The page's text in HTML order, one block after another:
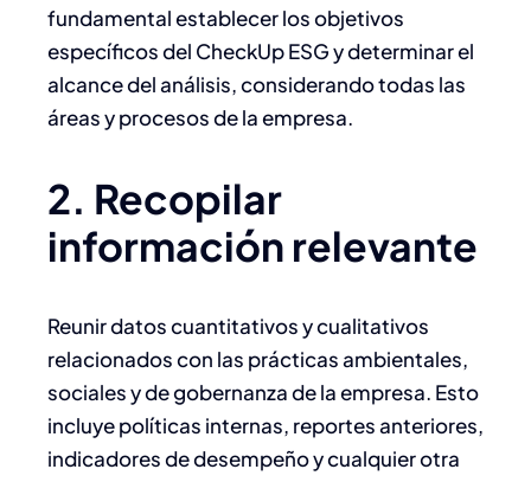
fundamental establecer los objetivos
específicos del CheckUp ESG y determinar el
alcance del análisis, considerando todas las
áreas y procesos de la empresa.​
2. Recopilar
información relevante
Reunir datos cuantitativos y cualitativos
relacionados con las prácticas ambientales,
sociales y de gobernanza de la empresa. Esto
incluye políticas internas, reportes anteriores,
indicadores de desempeño y cualquier otra